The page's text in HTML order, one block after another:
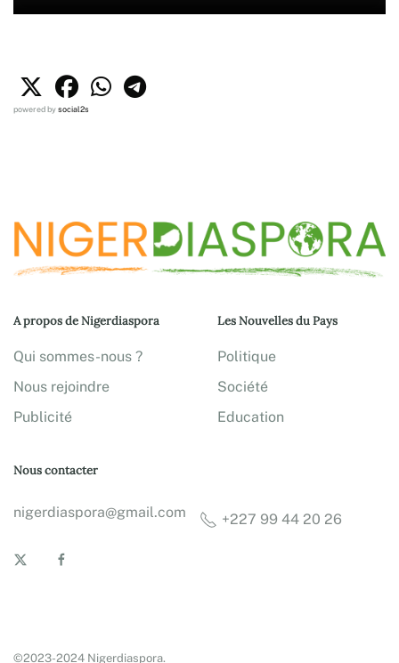
powered bysocial2s
A propos de Nigerdiaspora
Qui sommes-nous ?
Nous rejoindre
Publicité
Les Nouvelles du Pays
Politique
Société
Education
Nous contacter
nigerdiaspora@gmail.com +227 99 44 20 26
©2023-2024 Nigerdiaspora.